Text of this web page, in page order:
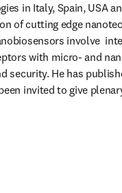
in Italy, Spain, USA
of cutting edge
involve
with micro- and
security. He has
invited to give